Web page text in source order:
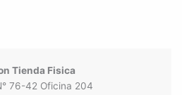
Tienda Fisica
76-42 Oficina 204